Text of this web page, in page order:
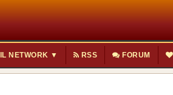
IL NETWORK ▼ RSS FORUM